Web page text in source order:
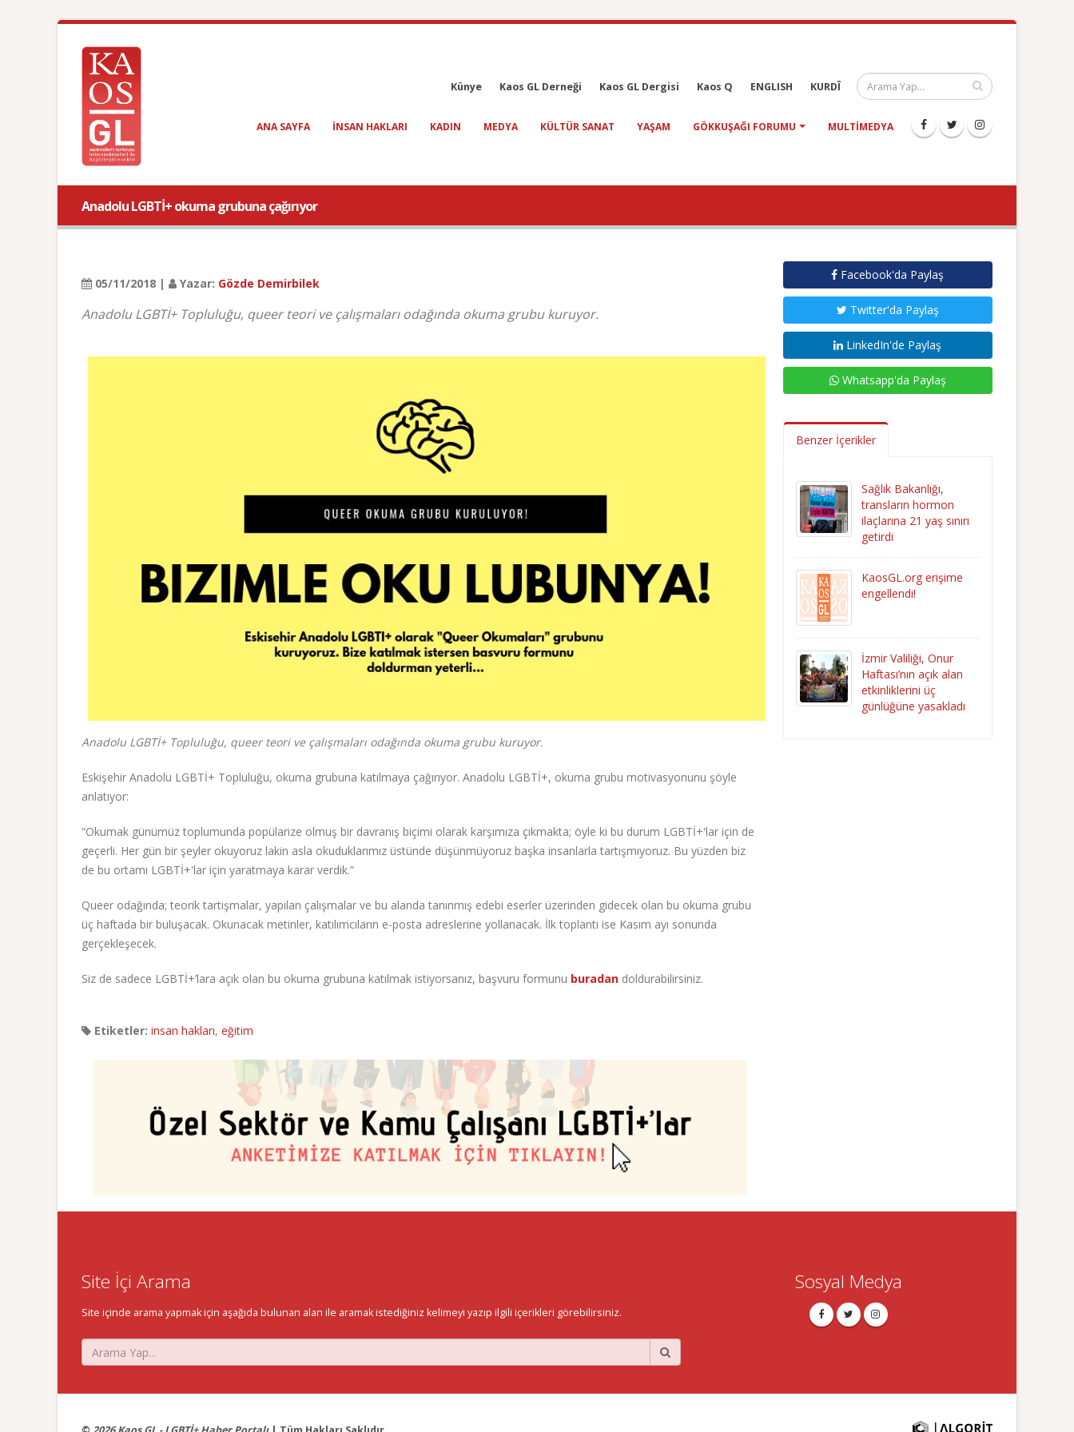
Künye Kaos GL Derneği Kaos GL Dergisi Kaos Q ENGLISH KURDÎ
ANA SAYFA INSAN HAKLARI KADIN MEDYA KÜLTÜR SANAT YAŞAM GÖKKUŞAĞI FORUMU MULTIMEDYA
Anadolu LGBTİ+ okuma grubuna çağırıyor
05/11/2018 | Yazar: Gözde Demirbilek
Anadolu LGBTİ+ Topluluğu, queer teori ve çalışmaları odağında okuma grubu kuruyor.
Anadolu LGBTİ+ Topluluğu, queer teori ve çalışmaları odağında okuma grubu kuruyor.
Eskişehir Anadolu LGBTİ+ Topluluğu, okuma grubuna katılmaya çağırıyor. Anadolu LGBTİ+, okuma grubu motivasyonunu şöyle
anlatıyor:
“Okumak günümüz toplumunda popülarize olmuş bir davranış biçimi olarak karşımıza çıkmakta; öyle ki bu durum LGBTİ+'lar için de
geçerli. Her gün bir şeyler okuyoruz lakin asla okuduklarımız üstünde düşünmüyoruz başka insanlarla tartışmıyoruz. Bu yüzden biz
de bu ortamı LGBTİ+'lar için yaratmaya karar verdik.”
Queer odağında; teorik tartışmalar, yapılan çalışmalar ve bu alanda tanınmış edebi eserler üzerinden gidecek olan bu okuma grubu
üç haftada bir buluşacak. Okunacak metinler, katılımcıların e-posta adreslerine yollanacak. İlk toplantı ise Kasım ayı sonunda
gerçekleşecek.
Siz de sadece LGBTİ+’lara açık olan bu okuma grubuna katılmak istiyorsanız, başvuru formunu buradan doldurabilirsiniz.
Etiketler: insan hakları, eğitim
Facebook'da Paylaş
Twitter'da Paylaş
LinkedIn'de Paylaş
Whatsapp'da Paylaş
Benzer İçerikler
Sağlık Bakanlığı,
transların hormon
ilaçlarına 21 yaş sınırı
getirdi
KaosGL.org erişime
engellendi!
İzmir Valiliği, Onur
Haftası’nın açık alan
etkinliklerini üç
günlüğüne yasakladı
Site İçi Arama
Site içinde arama yapmak için aşağıda bulunan alan ile aramak istediğiniz kelimeyi yazıp ilgili içerikleri görebilirsiniz.
Sosyal Medya